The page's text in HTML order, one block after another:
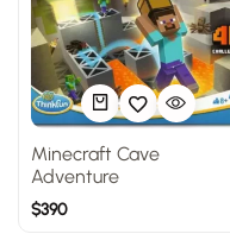
Minecraft Cave
Adventure
$390